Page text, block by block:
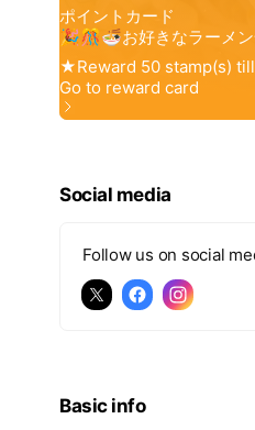
Social media
Follow us on social
Basic info